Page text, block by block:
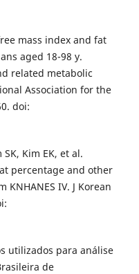
mass index and fat
aged 18-98 y.
related metabolic
Association for the
doi:
SK, Kim EK, et al.
percentage and other
IV. J Korean
utilizados para análise
de